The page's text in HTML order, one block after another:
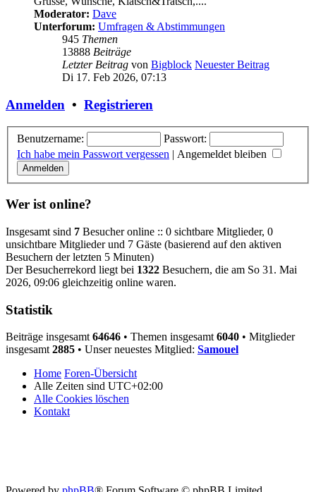
Moderator: Dave
Unterforum: Umfragen & Abstimmungen
945 Themen
13888 Beiträge
Letzter Beitrag von Bigblock Neuester Beitrag
Di 17. Feb 2026, 07:13
Anmelden • Registrieren
Benutzername:
Passwort:
Ich habe mein Passwort vergessen | Angemeldet bleiben
Wer ist online?
Insgesamt sind 7 Besucher online :: 0 sichtbare Mitglieder, 0
unsichtbare Mitglieder und 7 Gäste (basierend auf den aktiven
Besuchern der letzten 5 Minuten)
Der Besucherrekord liegt bei 1322 Besuchern, die am So 31. Mai
2026, 09:06 gleichzeitig online waren.
Statistik
Beiträge insgesamt 64646 • Themen insgesamt 6040 • Mitglieder
insgesamt 2885 • Unser neuestes Mitglied: Samouel
Home Foren-Übersicht
Alle Zeiten sind UTC+02:00
Alle Cookies löschen
Kontakt